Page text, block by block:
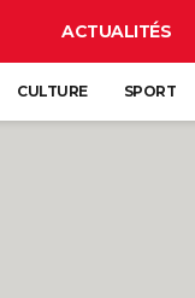
ACTUALITÉS
CULTURE SPORT